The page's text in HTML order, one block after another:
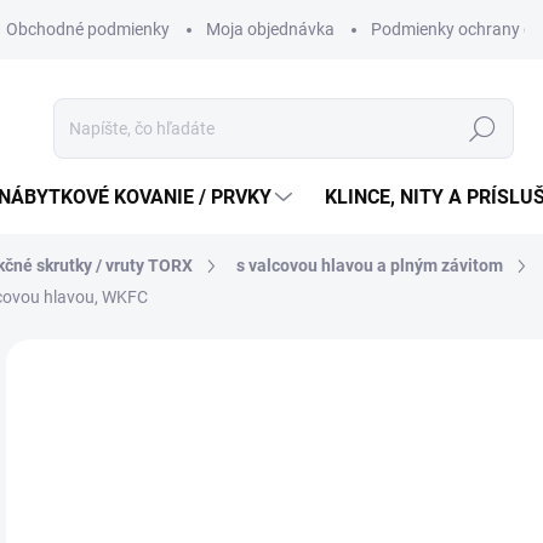
Obchodné podmienky Moja objednávka Podmienky ochrany
Hľadať
KOVANIE / PRVKY KLINCE, NITY A
skrutky / vruty TORX
s valcovou hlavou a plným závitom
hlavou, WKFC